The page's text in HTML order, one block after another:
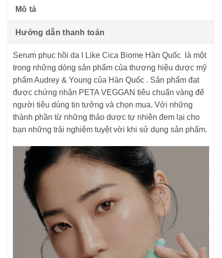
Mô tả
Hướng dẫn thanh toán
Serum phục hồi da I Like Cica Biome Hàn Quốc là một
trong những dòng sản phẩm của thương hiệu dược mỹ
phẩm Audrey & Young của Hàn Quốc . Sản phẩm đạt
được chứng nhận PETA VEGGAN tiêu chuẩn vàng để
người tiêu dùng tin tưởng và chọn mua. Với những
thành phần từ những thảo dược tự nhiên đem lại cho
bạn những trải nghiệm tuyệt vời khi sử dụng sản phẩm.